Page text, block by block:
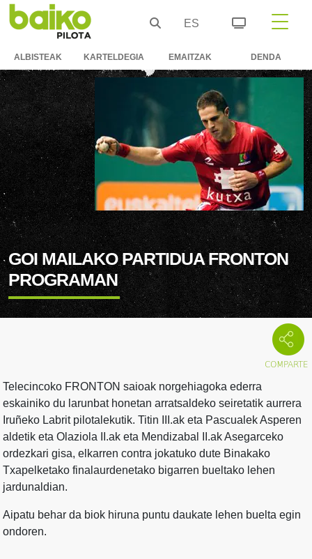
ES
ALBISTEAK KARTELDEGIA EMAITZAK DENDA
GOI MAILAKO PARTIDUA FRONTON
PROGRAMAN
Telecincoko FRONTON saioak norgehiagoka ederra
eskainiko du larunbat honetan arratsaldeko seiretatik aurrera
Iruñeko Labrit pilotalekutik. Titin III.ak eta Pascualek Asperen
aldetik eta Olaziola II.ak eta Mendizabal II.ak Asegarceko
ordezkari gisa, elkarren contra jokatuko dute Binakako
Txapelketako finalaurdenetako bigarren bueltako lehen
jardunaldian.
Aipatu behar da biok hiruna puntu daukate lehen buelta egin
ondoren.